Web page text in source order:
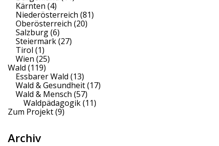
Kärnten (4)
Niederösterreich (81)
Oberösterreich (20)
Salzburg(6)
Steiermark(27)
Tirol (1)
Wien (25)
Wald (119)
Essbarer Wald (13)
Wald & Gesundheit(17)
Wald & Mensch (57)
Waldpädagogik(11)
Zum Projekt(9)
Archiv